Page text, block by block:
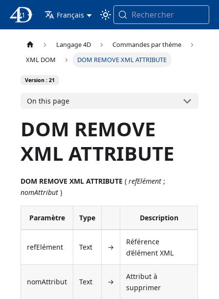
4D Documentation
21 Français Rechercher
Langage 4D
Commandes par thème
XML DOM
DOM REMOVE XML ATTRIBUTE
Version : 21
On this page
DOM REMOVE
XML ATTRIBUTE
DOM REMOVE XML ATTRIBUTE (refElément ;
nomAttribut )
Paramètre Type Description
refElément Text →
Référence
d’élément XML
nomAttribut Text →
Attribut à
supprimer